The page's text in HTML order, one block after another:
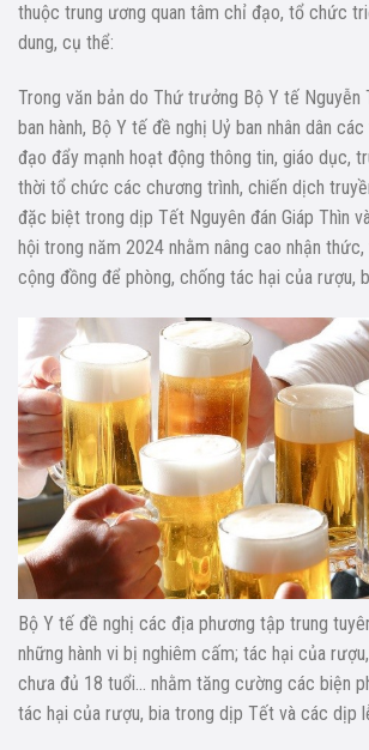
thuộc trung ương quan tâm chỉ đạo, tổ chức
dung, cụ thể:
Trong văn bản do Thứ trưởng Bộ Y tế Nguyễn
ban hành, Bộ Y tế đề nghị Uỷ ban nhân dân
đạo đẩy mạnh hoạt động thông tin, giáo dục,
thời tổ chức các chương trình, chiến dịch
đặc biệt trong dịp Tết Nguyên đán Giáp Thìn
hội trong năm 2024 nhằm nâng cao nhận
cộng đồng để phòng, chống tác hại của rượu,
Bộ Y tế đề nghị các địa phương tập trung
những hành vi bị nghiêm cấm; tác hại của
chưa đủ 18 tuổi… nhằm tăng cường các biện
tác hại của rượu, bia trong dịp Tết và các dịp